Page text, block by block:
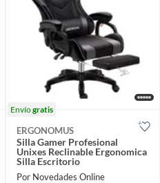
Envíogratis
ERGONOMUS
Silla Gamer Profesional
Unixes Reclinable Ergonomica
Silla Escritorio
Por Novedades Online